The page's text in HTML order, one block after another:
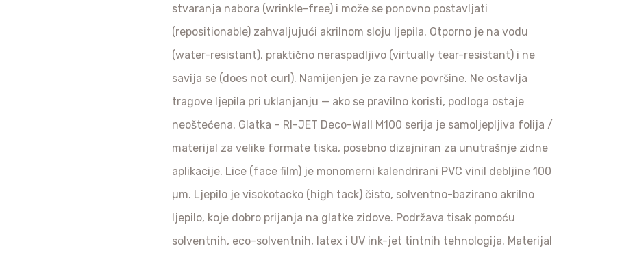
stvaranja nabora (wrinkle-free) i može se ponovno postavljati
(repositionable) zahvaljujući akrilnom sloju ljepila. Otporno je na vodu
(water-resistant), praktično neraspadljivo (virtually tear-resistant) i ne
savija se (does not curl). Namijenjen je za ravne površine. Ne ostavlja
tragove ljepila pri uklanjanju — ako se pravilno koristi, podloga ostaje
neoštećena. Glatka – RI-JET Deco-Wall M100 serija je samoljepljiva folija /
materijal za velike formate tiska, posebno dizajniran za unutrašnje zidne
aplikacije. Lice (face film) je monomerni kalendrirani PVC vinil debljine 100
µm. Ljepilo je visokotacko (high tack) čisto, solventno-bazirano akrilno
ljepilo, koje dobro prijanja na glatke zidove. Podržava tisak pomoću
solventnih, eco-solventnih, latex i UV ink-jet tintnih tehnologija. Materijal